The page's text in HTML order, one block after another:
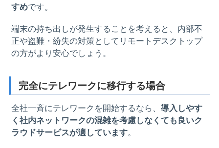
すめです。
端末の持ち出しが発生することを考えると、内部不
正や盗難・紛失の対策としてリモートデスクトップ
の方がより安心でしょう。
完全にテレワークに移行する場合
全社一斉にテレワークを開始するなら、 導入しやす
く社内ネットワークの混雑を考慮しなくても良いク
ラウドサービスが適しています。